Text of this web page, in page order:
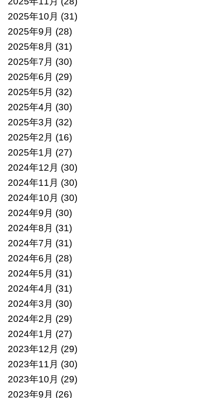
2025年10月 (31)
2025年9月 (28)
2025年8月 (31)
2025年7月 (30)
2025年6月 (29)
2025年5月 (32)
2025年4月 (30)
2025年3月 (32)
2025年2月 (16)
2025年1月 (27)
2024年12月 (30)
2024年11月 (30)
2024年10月 (30)
2024年9月 (30)
2024年8月 (31)
2024年7月 (31)
2024年6月 (28)
2024年5月 (31)
2024年4月 (31)
2024年3月 (30)
2024年2月 (29)
2024年1月 (27)
2023年12月 (29)
2023年11月 (30)
2023年10月 (29)
2023年9月 (26)